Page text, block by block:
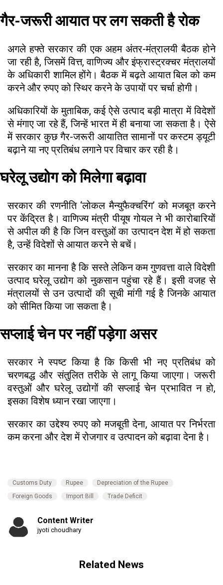
गैर-जरूरी आयात पर लग सकती है रोक
अगले हफ्ते सरकार की एक अहम अंतर-मंत्रालयी बैठक होने
जा रही है, जिसमें वित्त, वाणिज्य और इंफ्रास्ट्रक्चर मंत्रालयों
के अधिकारी शामिल होंगे। बैठक में बढ़ते आयात बिल को कम
करने और रुपए को स्थिर करने के उपायों पर चर्चा होगी।
अधिकारियों के मुताबिक, कई ऐसे उत्पाद बड़ी मात्रा में विदेशों
से मंगाए जा रहे हैं, जिन्हें भारत में ही बनाया जा सकता है। ऐसे
में सरकार कुछ गैर-जरूरी आयातित सामानों पर कस्टम ड्यूटी
बढ़ाने या नए प्रतिबंध लगाने पर विचार कर रही है।
घरेलू उद्योग को मिलेगा बढ़ावा
सरकार की रणनीति ‘लोकल मैन्युफैक्चरिंग’ को मजबूत करने
पर केंद्रित है। वाणिज्य मंत्री पीयूष गोयल ने भी कारोबारियों
से अपील की है कि जिन वस्तुओं का उत्पादन देश में हो सकता
है, उन्हें विदेशों से आयात करने से बचें।
सरकार का मानना है कि सस्ते लेकिन कम गुणवत्ता वाले विदेशी
उत्पाद घरेलू उद्योग को नुकसान पहुंचा रहे हैं। इसी वजह से
मंत्रालयों से उन उत्पादों की सूची मांगी गई है जिनके आयात
को सीमित किया जा सकता है।
सप्लाई चेन पर नहीं पड़ेगा असर
सरकार ने स्पष्ट किया है कि किसी भी नए प्रतिबंध को
चरणबद्ध और संतुलित तरीके से लागू किया जाएगा। जरूरी
वस्तुओं और घरेलू उद्योगों की सप्लाई चेन प्रभावित न हो,
इसका विशेष ध्यान रखा जाएगा।
सरकार का उद्देश्य रुपए को मजबूती देना, आयात पर निर्भरता
कम करना और देश में रोजगार व उत्पादन को बढ़ावा देना है।
Customs Duty Rupee
Depreciation of the Rupee
Foreign Goods
Import Bill Trade Deficit
Content Writer
jyoti choudhary
Related News